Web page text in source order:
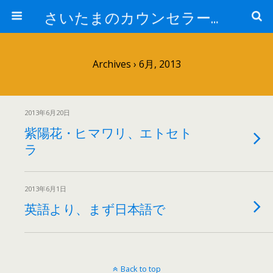
さいたまのカウンセラー日記
Archives › 6月, 2013
2013年6月20日
紫陽花・ヒマワリ、エトセト
ラ
2013年6月1日
英語より、まず日本語で
Back to top